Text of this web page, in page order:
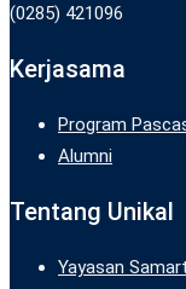
(0285) 421096
Kerjasama
Program
Alumni
Tentang Unikal
Yayasan